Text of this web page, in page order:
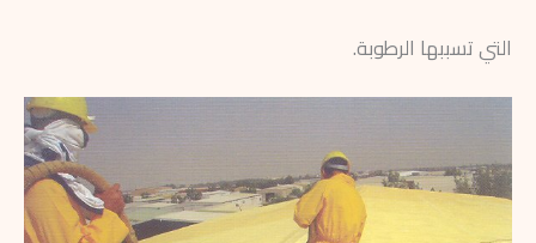
التي تسببها الرطوبة.